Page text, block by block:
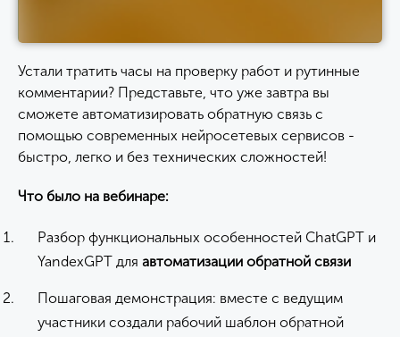
Устали тратить часы на проверку работ и рутинные
комментарии? Представьте, что уже завтра вы
сможете автоматизировать обратную связь с
помощью современных нейросетевых сервисов -
быстро, легко и без технических сложностей!
Что было на вебинаре:
Разбор функциональных особенностей ChatGPT и
YandexGPT для автоматизации обратной связи
Пошаговая демонстрация: вместе с ведущим
участники создали рабочий шаблон обратной